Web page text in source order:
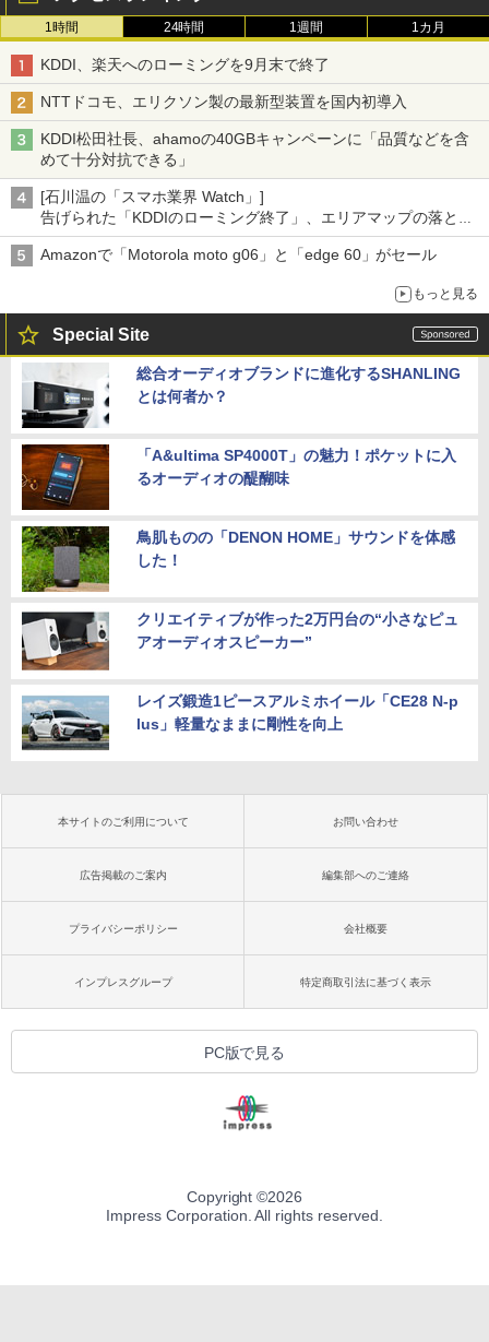
1時間 24時間 1週間 1カ月
KDDI、楽天へのローミングを9月末で終了
NTTドコモ、エリクソン製の最新型装置を国内初導入
KDDI松田社長、ahamoの40GBキャンペーンに「品質などを含
めて十分対抗できる」
[石川温の「スマホ業界 Watch」]
告げられた「KDDIのローミング終了」、エリアマップの落とし
穴と楽天モバイルの課題
Amazonで「Motorola moto g06」と「edge 60」がセール
もっと見る
Special Site
総合オーディオブランドに進化するSHANLING
とは何者か？
「A&ultima SP4000T」の魅力！ポケットに入
るオーディオの醍醐味
鳥肌ものの「DENON HOME」サウンドを体感
した！
クリエイティブが作った2万円台の“小さなピュ
アオーディオスピーカー”
レイズ鍛造1ピースアルミホイール「CE28 N-p
lus」軽量なままに剛性を向上
本サイトのご利用について お問い合わせ
広告掲載のご案内 編集部へのご連絡
プライバシーポリシー 会社概要
インプレスグループ 特定商取引法に基づく表示
PC版で見る
Copyright ©2026
Impress Corporation. All rights reserved.